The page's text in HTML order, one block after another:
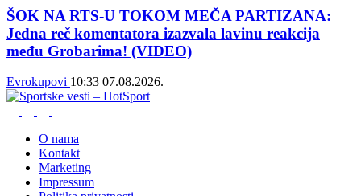
ŠOK NA RTS-U TOKOM MEČA PARTIZANA:
Jedna reč komentatora izazvala lavinu reakcija
među Grobarima! (VIDEO)
Evrokupovi 10:33 07.08.2026.
O nama
Kontakt
Marketing
Impressum